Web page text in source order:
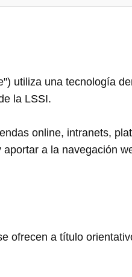
utiliza una tecnología
la LSSI.
online, intranets,
a la navegación
ofrecen a título